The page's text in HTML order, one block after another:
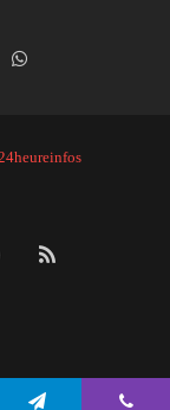
Dailymotion
RSS